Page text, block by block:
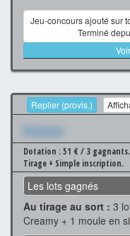
Jeu-concours ajouté sur
Terminé
Replier (provis.)
Xxxxxxx
Dotation : 51 € / 3 gagnants.
Tirage + Simple inscription.
Les lots gagnés
Au tirage au sort : 3
Creamy + 1 moule en